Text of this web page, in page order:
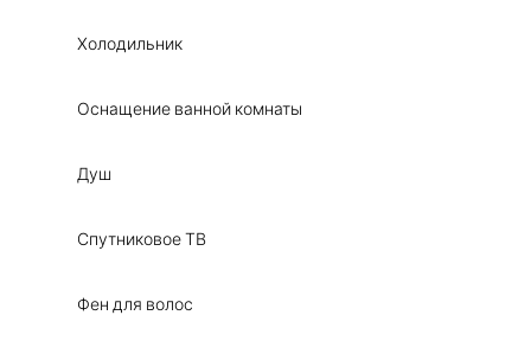
Холодильник
Оснащение ванной комнаты
Душ
Спутниковое ТВ
Фен для волос